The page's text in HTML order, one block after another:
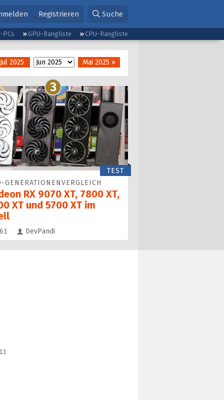
Registrieren Suche
PCs GPU-Rangliste CPU-Rangliste
2025 Mai 2025 »
3
TEST
GENERATIONEN­VERGLEICH
RX 9070 XT, 7800 XT,
XT und 5700 XT im
Kommentare
DevPandi